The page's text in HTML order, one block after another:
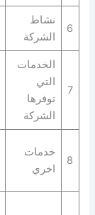
6
نشاط
الشركة
7
الخدمات
التي
توفرها
الشركة
8
خدمات
اخري